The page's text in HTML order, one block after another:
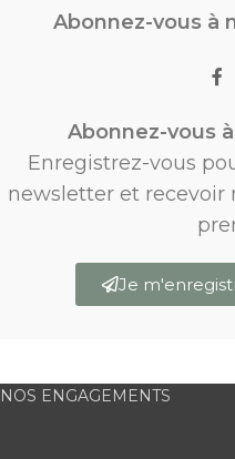
Abonnez-vous à
Abonnez-vous
Enregistrez-vous
newsletter et recevoir
Je
NOS ENGAGEMENTS